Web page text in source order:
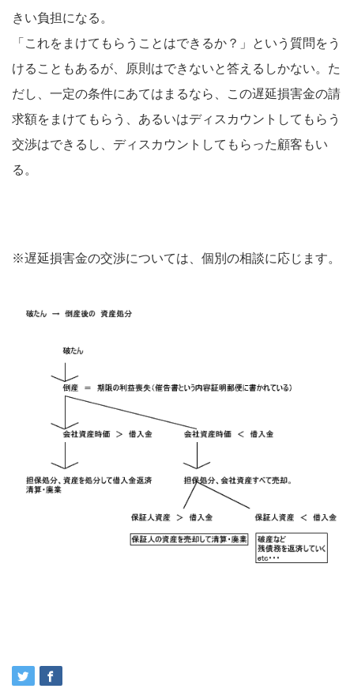
きい負担になる。
「これをまけてもらうことはできるか？」という質問をう
けることもあるが、原則はできないと答えるしかない。た
だし、一定の条件にあてはまるなら、この遅延損害金の請
求額をまけてもらう、あるいはディスカウントしてもらう
交渉はできるし、ディスカウントしてもらった顧客もい
る。
※遅延損害金の交渉については、個別の相談に応じます。